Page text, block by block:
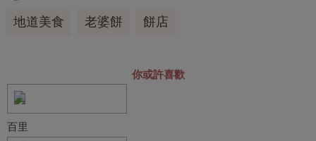
地道美食 老婆餅 餅店
你或許喜歡
百里